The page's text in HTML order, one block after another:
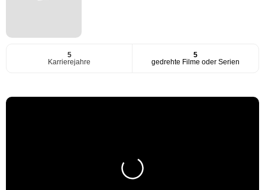
5
Karrierejahre
5
gedrehte Filme oder Serien